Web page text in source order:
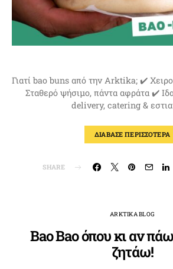
Γιατί bao buns από την Arktika; ✔️
Σταθερό ψήσιμο, πάντα αφράτα ✔️
delivery, catering &
ΔΙΑΒΑΣΕ ΠΕΡΙΣΣΟΤΕΡΑ
SHARE
ARKTIKA BLOG
Bao Bao όπου κι αν
ζητάω!